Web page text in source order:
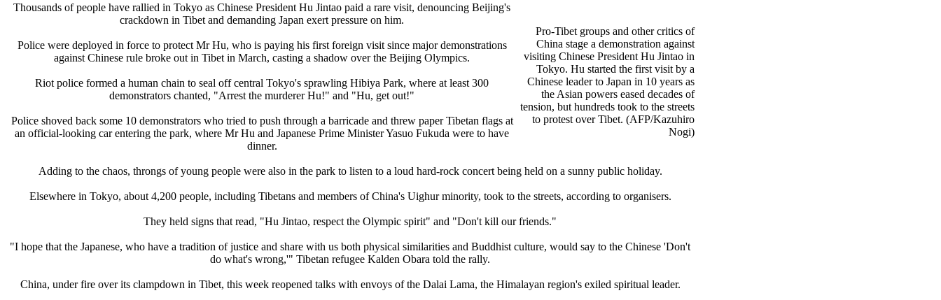
Pro-Tibet groups and other critics of
China stage a demonstration against
visiting Chinese President Hu Jintao in
Tokyo. Hu started the first visit by a
Chinese leader to Japan in 10 years as
the Asian powers eased decades of
tension, but hundreds took to the streets
to protest over Tibet. (AFP/Kazuhiro
Nogi)
Thousands of people have rallied in Tokyo as Chinese President Hu Jintao paid a rare visit, denouncing Beijing's
crackdown in Tibet and demanding Japan exert pressure on him.
Police were deployed in force to protect Mr Hu, who is paying his first foreign visit since major demonstrations
against Chinese rule broke out in Tibet in March, casting a shadow over the Beijing Olympics.
Riot police formed a human chain to seal off central Tokyo's sprawling Hibiya Park, where at least 300
demonstrators chanted, "Arrest the murderer Hu!" and "Hu, get out!"
Police shoved back some 10 demonstrators who tried to push through a barricade and threw paper Tibetan flags at
an official-looking car entering the park, where Mr Hu and Japanese Prime Minister Yasuo Fukuda were to have
dinner.
Adding to the chaos, throngs of young people were also in the park to listen to a loud hard-rock concert being held on a sunny public holiday.
Elsewhere in Tokyo, about 4,200 people, including Tibetans and members of China's Uighur minority, took to the streets, according to organisers.
They held signs that read, "Hu Jintao, respect the Olympic spirit" and "Don't kill our friends."
"I hope that the Japanese, who have a tradition of justice and share with us both physical similarities and Buddhist culture, would say to the Chinese 'Don't
do what's wrong,'" Tibetan refugee Kalden Obara told the rally.
China, under fire over its clampdown in Tibet, this week reopened talks with envoys of the Dalai Lama, the Himalayan region's exiled spiritual leader.